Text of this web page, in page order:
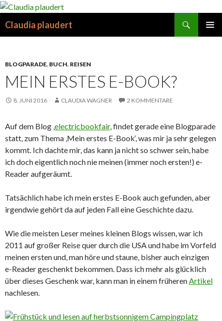
Claudia plaudert
BLOGPARADE, BUCH, REISEN
MEIN ERSTES E-BOOK?
8. JUNI 2016 CLAUDIA WAGNER 2 KOMMENTARE
Auf dem Blog ‚electricbookfair‚ findet gerade eine Blogparade
statt, zum Thema ‚Mein erstes E-Book‘, was mir ja sehr gelegen
kommt. Ich dachte mir, das kann ja nicht so schwer sein, habe
ich doch eigentlich noch nie meinen (immer noch ersten!) e-
Reader aufgeräumt.
Tatsächlich habe ich mein erstes E-Book auch gefunden, aber
irgendwie gehört da auf jeden Fall eine Geschichte dazu.
Wie die meisten Leser meines kleinen Blogs wissen, war ich
2011 auf großer Reise quer durch die USA und habe im Vorfeld
meinen ersten und, man höre und staune, bisher auch einzigen
e-Reader geschenkt bekommen. Dass ich mehr als glücklich
über dieses Geschenk war, kann man in einem früherenArtikel
nachlesen.